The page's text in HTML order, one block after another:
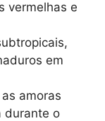
vermelhas e
em
amoras
durante o